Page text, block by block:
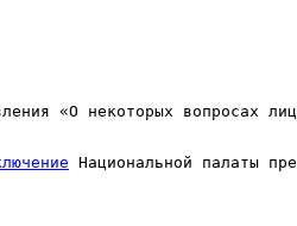
«О некоторых вопросах
Национальной палаты